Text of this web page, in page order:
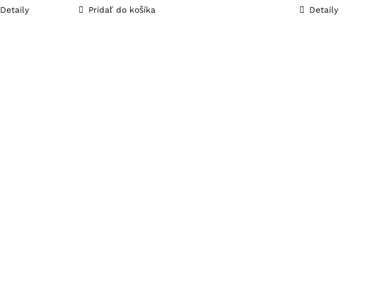
Detaily Pridať do košíka Detaily